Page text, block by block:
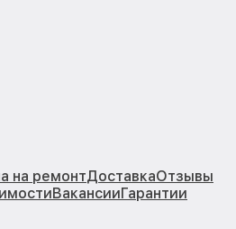
на ремонтДоставкаОтзывы
ВакансииГарантии